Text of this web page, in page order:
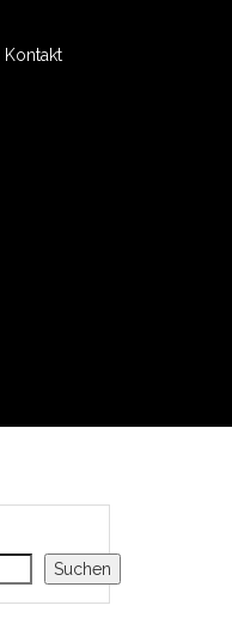
Kontakt
Suchen